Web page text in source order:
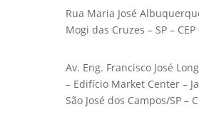
Rua Maria José
Mogi das Cruzes – SP –
Av. Eng. Francisco José
– Edifício Market Center –
São José dos Campos/SP –